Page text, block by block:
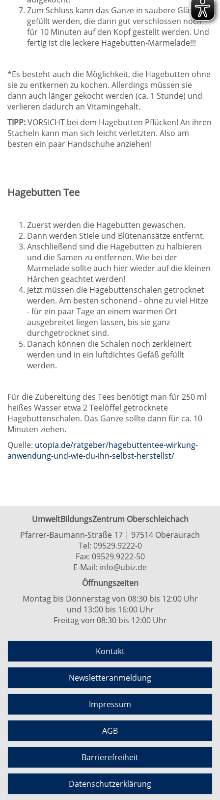
Zum Schluss kann das Ganze in saubere Gläser
gefüllt werden, die dann gut verschlossen noch
für 10 Minuten auf den Kopf gestellt werden. Und
fertig ist die leckere Hagebutten-Marmelade!!!
*Es besteht auch die Möglichkeit, die Hagebutten ohne
sie zu entkernen zu kochen. Allerdings müssen sie
dann auch länger gekocht werden (ca. 1 Stunde) und
verlieren dadurch an Vitamingehalt.
TIPP:VORSICHT bei dem Hagebutten Pflücken! An ihren
Stacheln kann man sich leicht verletzten. Also am
besten ein paar Handschuhe anziehen!
Hagebutten Tee
Zuerst werden die Hagebutten gewaschen.
Dann werden Stiele und Blütenansätze entfernt.
Anschließend sind die Hagebutten zu halbieren
und die Samen zu entfernen. Wie bei der
Marmelade sollte auch hier wieder auf die kleinen
Härchen geachtet werden!
Jetzt müssen die Hagebuttenschalen getrocknet
werden. Am besten schonend - ohne zu viel Hitze
- für ein paar Tage an einem warmen Ort
ausgebreitet liegen lassen, bis sie ganz
durchgetrocknet sind.
Danach können die Schalen noch zerkleinert
werden und in ein luftdichtes Gefäß gefüllt
werden.
Für die Zubereitung des Tees benötigt man für 250 ml
heißes Wasser etwa 2 Teelöffel getrocknete
Hagebuttenschalen. Das Ganze sollte dann für ca. 10
Minuten ziehen.
Quelle: utopia.de/ratgeber/hagebuttentee-wirkung-
anwendung-und-wie-du-ihn-selbst-herstellst/
UmweltBildungsZentrum Oberschleichach
Pfarrer-Baumann-Straße 17 | 97514 Oberaurach
Tel: 09529.9222-0
Fax: 09529.9222-50
E-Mail: info@ubiz.de
Öffnungszeiten
Montag bis Donnerstag von 08:30 bis 12:00 Uhr
und 13:00 bis 16:00 Uhr
Freitag von 08:30 bis 12:00 Uhr
Kontakt
Newsletteranmeldung
Impressum
AGB
Barrierefreiheit
Datenschutzerklärung